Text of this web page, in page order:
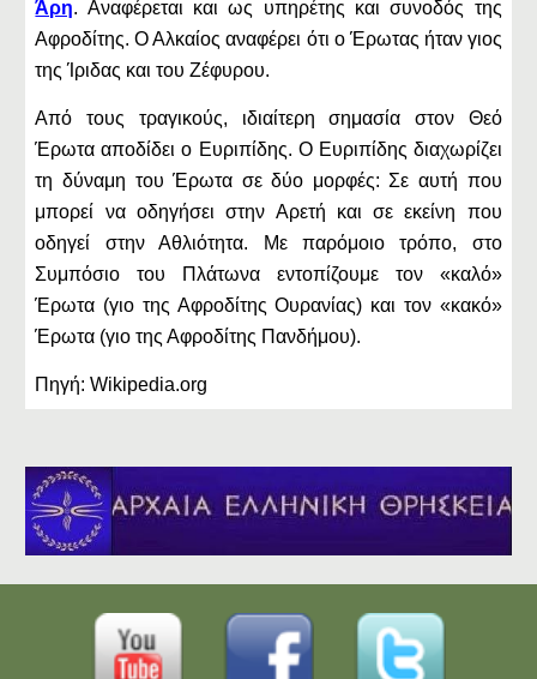
Άρη. Αναφέρεται και ως υπηρέτης και συνοδός της
Αφροδίτης. Ο Αλκαίος αναφέρει ότι ο Έρωτας ήταν γιος
της Ίριδας και του Ζέφυρου.
Από τους τραγικούς, ιδιαίτερη σημασία στον Θεό
Έρωτα αποδίδει ο Ευριπίδης. Ο Ευριπίδης διαχωρίζει
τη δύναμη του Έρωτα σε δύο μορφές: Σε αυτή που
μπορεί να οδηγήσει στην Αρετή και σε εκείνη που
οδηγεί στην Αθλιότητα. Με παρόμοιο τρόπο, στο
Συμπόσιο του Πλάτωνα εντοπίζουμε τον «καλό»
Έρωτα (γιο της Αφροδίτης Ουρανίας) και τον «κακό»
Έρωτα (γιο της Αφροδίτης Πανδήμου).
Πηγή: Wikipedia.org